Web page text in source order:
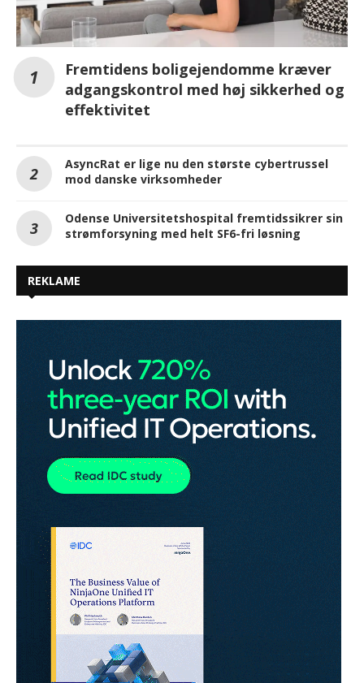
Fremtidens boligejendomme kræver
adgangskontrol med høj sikkerhed og
effektivitet
AsyncRat er lige nu den største cybertrussel
mod danske virksomheder
Odense Universitetshospital fremtidssikrer sin
strømforsyning med helt SF6-fri løsning
REKLAME